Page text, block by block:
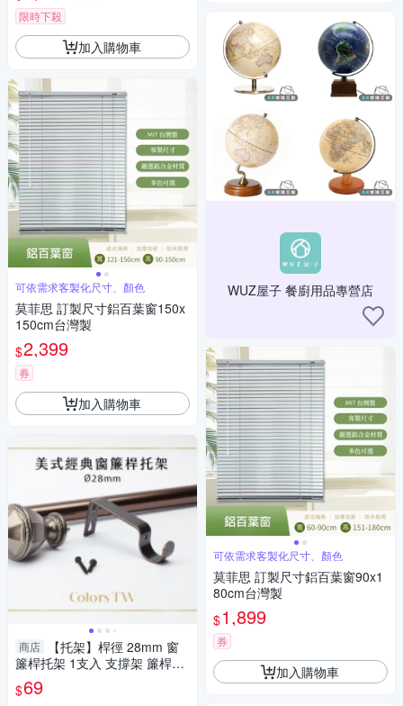
限時下殺
加入購物車
可依需求客製化尺寸、顏色
莫菲思 訂製尺寸鋁百葉窗150x
150cm台灣製
$2,399
券
加入購物車
商店
【托架】桿徑 28mm 窗
簾桿托架 1支入 支撐架 簾桿架
桿架 掛鉤 共5色 現貨 台灣製造
美式經典系列
$69
WUZ屋子 餐廚用品專營店
可依需求客製化尺寸、顏色
莫菲思 訂製尺寸鋁百葉窗90x1
80cm台灣製
$1,899
券
加入購物車